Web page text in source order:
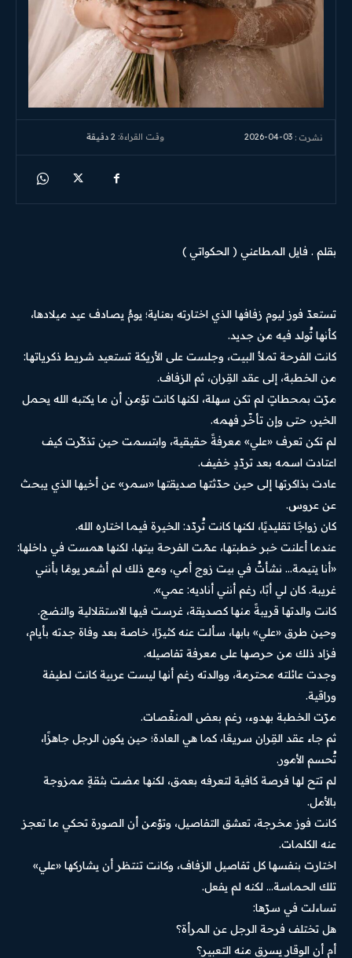
نشرت : 2026-04-03 وقت القراءة: 2 دقيقة
بقلم . فايل المطاعني ( الحكواتي )
تستعدّ فوز ليوم زفافها الذي اختارته بعناية؛ يومٌ يصادف عيد ميلادها،
كأنها تُولد فيه من جديد.
كانت الفرحة تملأ البيت، وجلست على الأريكة تستعيد شريط ذكرياتها:
من الخطبة، إلى عقد القِران، ثم الزفاف.
مرّت بمحطاتٍ لم تكن سهلة، لكنها كانت تؤمن أن ما يكتبه الله يحمل
الخير، حتى وإن تأخّر فهمه.
لم تكن تعرف «علي» معرفةً حقيقية، وابتسمت حين تذكّرت كيف
اعتادت اسمه بعد تردّدٍ خفيف.
عادت بذاكرتها إلى حين حدّثتها صديقتها «سمر» عن أخيها الذي يبحث
عن عروس.
كان زواجًا تقليديًا، لكنها كانت تُردّد: الخيرة فيما اختاره الله.
عندما أعلنت خبر خطبتها، عمّت الفرحة بيتها، لكنها همست في داخلها:
«أنا يتيمة… نشأتُ في بيت زوج أمي، ومع ذلك لم أشعر يومًا بأنني
غريبة. كان لي أبًا، رغم أنني أناديه: عمي».
كانت والدتها قريبةً منها كصديقة، غرست فيها الاستقلالية والنضج.
وحين طرق «علي» بابها، سألت عنه كثيرًا، خاصة بعد وفاة جدته بأيام،
فزاد ذلك من حرصها على معرفة تفاصيله.
وجدت عائلته محترمة، ووالدته رغم أنها ليست عربية كانت لطيفة
وراقية.
مرّت الخطبة بهدوء، رغم بعض المنغّصات.
ثم جاء عقد القِران سريعًا، كما هي العادة؛ حين يكون الرجل جاهزًا،
تُحسم الأمور.
لم تتح لها فرصة كافية لتعرفه بعمق، لكنها مضت بثقةٍ ممزوجة
بالأمل.
كانت فوز مخرجة، تعشق التفاصيل، وتؤمن أن الصورة تحكي ما تعجز
عنه الكلمات.
اختارت بنفسها كل تفاصيل الزفاف، وكانت تنتظر أن يشاركها «علي»
تلك الحماسة… لكنه لم يفعل.
تساءلت في سرّها:
هل تختلف فرحة الرجل عن المرأة؟
أم أن الوقار يسرق منه التعبير؟